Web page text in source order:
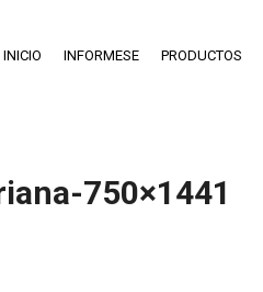
INICIO INFORMESE PRODUCTOS
750×1441